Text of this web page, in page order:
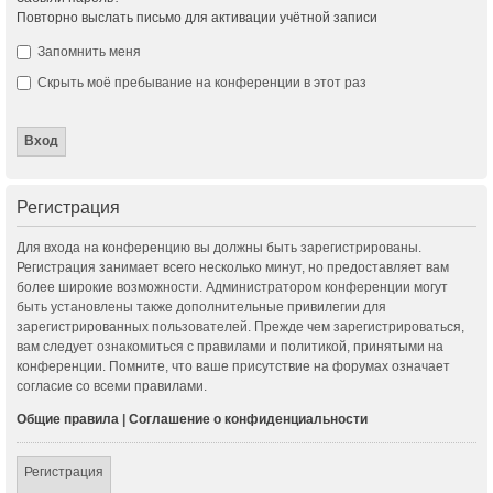
Повторно выслать письмо для активации учётной записи
Запомнить меня
Скрыть моё пребывание на конференции в этот раз
Регистрация
Для входа на конференцию вы должны быть зарегистрированы.
Регистрация занимает всего несколько минут, но предоставляет вам
более широкие возможности. Администратором конференции могут
быть установлены также дополнительные привилегии для
зарегистрированных пользователей. Прежде чем зарегистрироваться,
вам следует ознакомиться с правилами и политикой, принятыми на
конференции. Помните, что ваше присутствие на форумах означает
согласие со всеми правилами.
Общие правила | Соглашение о конфиденциальности
Регистрация